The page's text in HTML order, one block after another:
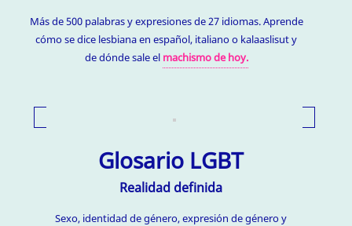
Más de 500 palabras y expresiones de 27 idiomas. Aprende
cómo se dice lesbiana en español, italiano o kalaaslisut y
de dónde sale el machismo de hoy.
Glosario LGBT
Realidad definida
Sexo, identidad de género, expresión de género y